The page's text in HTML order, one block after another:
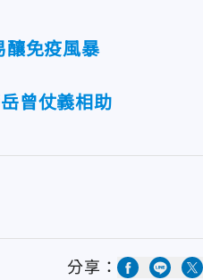
釀免疫風暴
曾仗義相助
分享：